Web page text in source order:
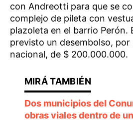
con Andreotti para que se
complejo de pileta con
plazoleta en el barrio Perón.
previsto un desembolso,
nacional, de $ 200.000.000.
Dos municipios del
obras viales dentro de